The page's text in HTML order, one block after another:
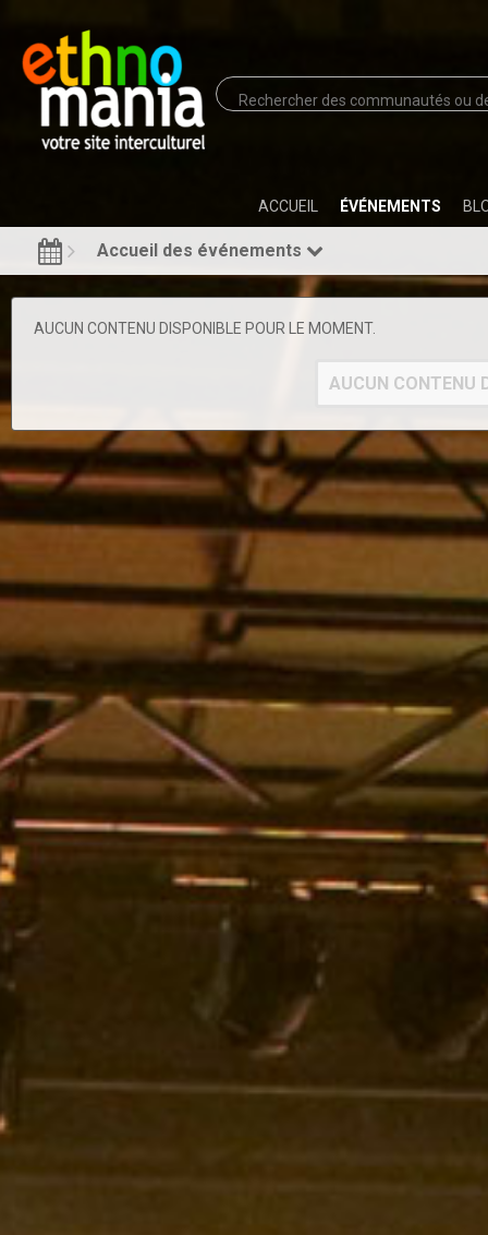
ACCUEIL ÉVÉNEMENTS
Accueil des événements
AUCUN CONTENU DISPONIBLE POUR LE MOMENT.
AUCUN CONTENU